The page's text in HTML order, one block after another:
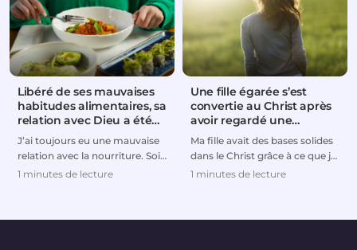
Libéré de ses mauvaises
habitudes alimentaires, sa
relation avec Dieu a été
rétablie
J’ai toujours eu une mauvaise
relation avec la nourriture. Soit
je mangeais trop, soit je suivais
1 minutes de lecture
Une fille égarée s’est
convertie au Christ après
avoir regardé une
émission télévisée
Ma fille avait des bases solides
dans le Christ grâce à ce que je
lui avais enseigné quand elle
1 minutes de lecture